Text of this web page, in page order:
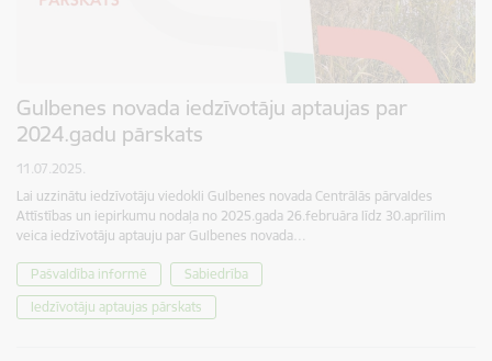
Gulbenes novada iedzīvotāju aptaujas par
2024.gadu pārskats
11.07.2025.
Lai uzzinātu iedzīvotāju viedokli Gulbenes novada Centrālās pārvaldes
Attīstības un iepirkumu nodaļa no 2025.gada 26.februāra līdz 30.aprīlim
veica iedzīvotāju aptauju par Gulbenes novada…
Pašvaldība informē
Sabiedrība
Iedzīvotāju aptaujas pārskats